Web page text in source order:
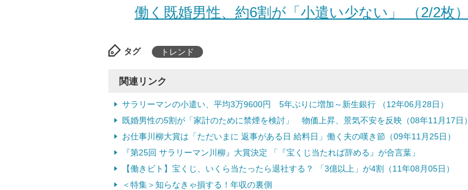
働く既婚男性、約6割が「小遣い少ない」 （2/2枚）
タグ トレンド
関連リンク
サラリーマンの小遣い、平均3万9600円 5年ぶりに増加～新生銀行 （12年06月28日）
既婚男性の5割が「家計のために禁煙を検討」 物価上昇、景気不安を反映（08年11月17日）
お仕事川柳大賞は「ただいまに 返事がある日 給料日」働く夫の嘆き節（09年11月25日）
『第25回 サラリーマン川柳』大賞決定 「『宝くじ当たれば辞める』が合言葉」
【働きビト】宝くじ、いくら当たったら退社する？ 「3億以上」が4割（11年08月05日）
＜特集＞知らなきゃ損する！年収の裏側